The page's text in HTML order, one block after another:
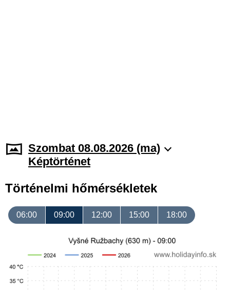
Szombat 08.08.2026 (ma)
Képtörténet
Történelmi hőmérsékletek
06:00 09:00 12:00 15:00 18:00